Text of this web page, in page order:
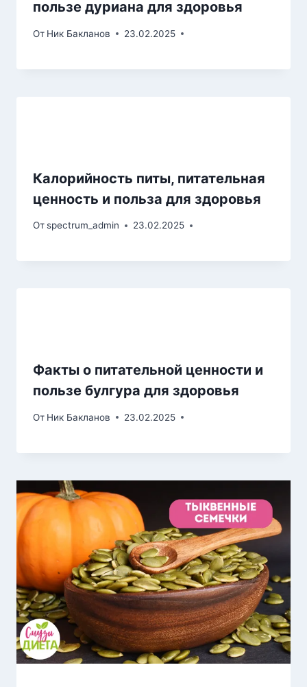
пользе дуриана для здоровья
От Ник Бакланов 23.02.2025
Калорийность питы, питательная
ценность и польза для здоровья
Отspectrum_admin 23.02.2025
Факты о питательной ценности и
пользе булгура для здоровья
От Ник Бакланов 23.02.2025